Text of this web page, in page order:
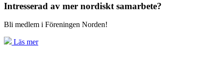
Intresserad av mer nordiskt samarbete?
Bli medlem i Föreningen Norden!
Läs mer